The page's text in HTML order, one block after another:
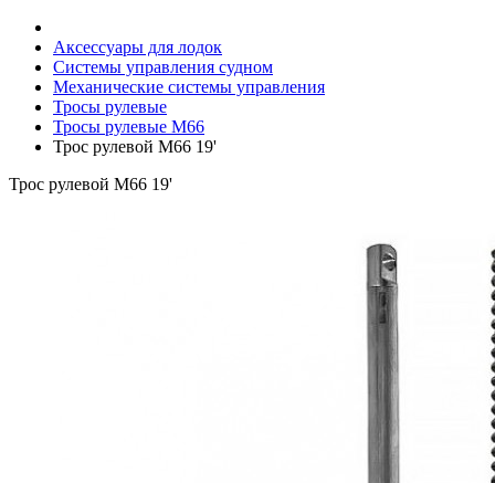
Аксессуары для лодок
Системы управления судном
Механические системы управления
Тросы рулевые
Тросы рулевые M66
Трос рулевой M66 19'
Трос рулевой M66 19'